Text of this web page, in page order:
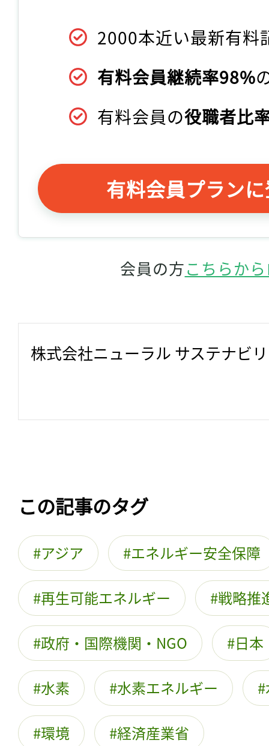
2000本近い最新有料
有料会員継続率98%
有料会員の役職者比
有料会員プラン
会員の方こちらか
株式会社ニューラル サステナビ
この記事のタグ
アジア エネルギー安全保障
再生可能エネルギー 戦略推
政府・国際機関・NGO 日本
水素 水素エネルギー
環境 経済産業省